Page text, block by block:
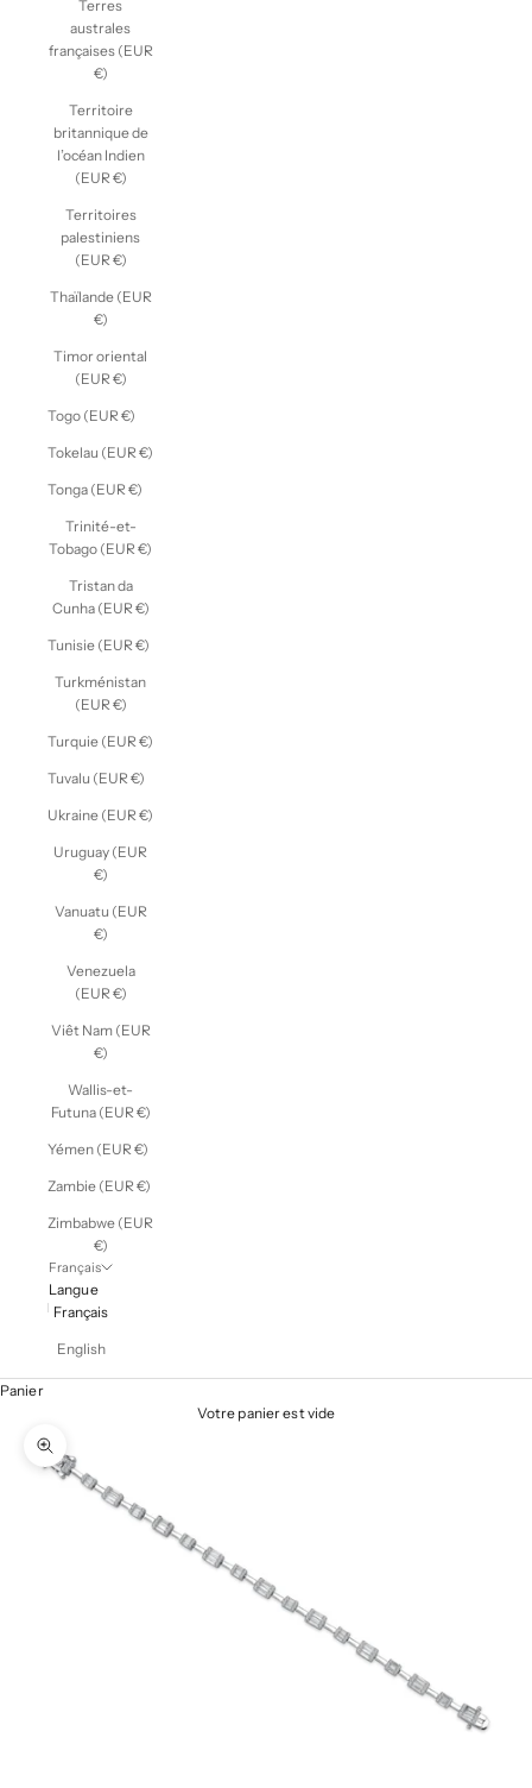
Terres
australes
françaises (EUR
€)
Territoire
britannique de
l’océan Indien
(EUR €)
Territoires
palestiniens
(EUR €)
Thaïlande (EUR
€)
Timor oriental
(EUR €)
Togo (EUR €)
Tokelau (EUR €)
Tonga (EUR €)
Trinité-et-
Tobago (EUR €)
Tristan da
Cunha (EUR €)
Tunisie (EUR €)
Turkménistan
(EUR €)
Turquie (EUR €)
Tuvalu (EUR €)
Ukraine (EUR €)
Uruguay (EUR
€)
Vanuatu (EUR
€)
Venezuela
(EUR €)
Viêt Nam (EUR
€)
Wallis-et-
Futuna (EUR €)
Yémen (EUR €)
Zambie (EUR €)
Zimbabwe (EUR
€)
Français
Langue
Français
English
Panier
Votre panier est vide
Zoomer sur l'image